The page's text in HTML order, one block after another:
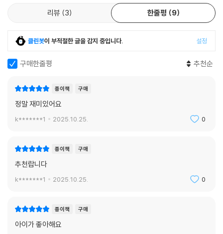
평범한 교실의 보통의 소녀와 소년의 만남. 그러나 애틋한 듯, 서로에게 온
마음을 다하는 듯 보이는 관계라도 밑바닥에는 끝없이 갈망하고 집착하는
맞물리며 긴장감 넘치게 폭발한다.
외로움, 간절함, 집착, 소유욕, 심리적 조종, 정서적 폭력…. 왜 어떤 아이들
것일까? 작가는 기울어진 세상의 비틀린 ‘현실’ 사랑이 이제 막 좋아하는
마음을 터뜨리기 시작한 십 대들의 세계로 고스란히 전이되어, 서로의 ‘첫’
것일까? 미스터리를 담은 플롯과 다크 로맨스적 분위기가 작가의 솔직하
고 파격적인 메시지와 만나 『당연하게도 나는 너를』이라는 문제작을 탄생
건드리는 이 특별한 이야기에 누구든 빠져들지 않을 수 없을 것이다.
리뷰 3 한줄평 9
클린봇이 부적절한 글을 감지 중입니다. 설정
구매한줄평 추천순
종이책 구매
정말 재미있어요
k*******1 2025.10.25. 0
종이책 구매
추천랍니다
k*******1 2025.10.25. 0
종이책 구매
아이가 좋아해요